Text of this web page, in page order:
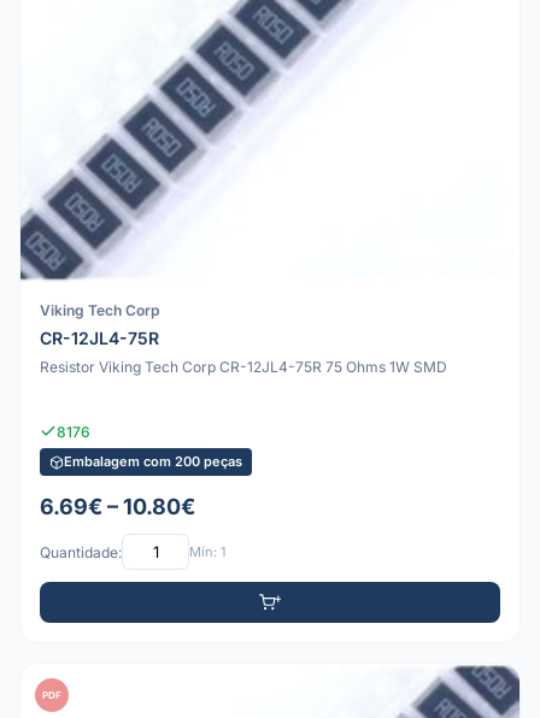
Viking Tech Corp
CR-12JL4-75R
Resistor Viking Tech Corp CR-12JL4-75R 75 Ohms 1W SMD
8176
Embalagem com 200 peças
6.69€ – 10.80€
Quantidade: Mín: 1
PDF